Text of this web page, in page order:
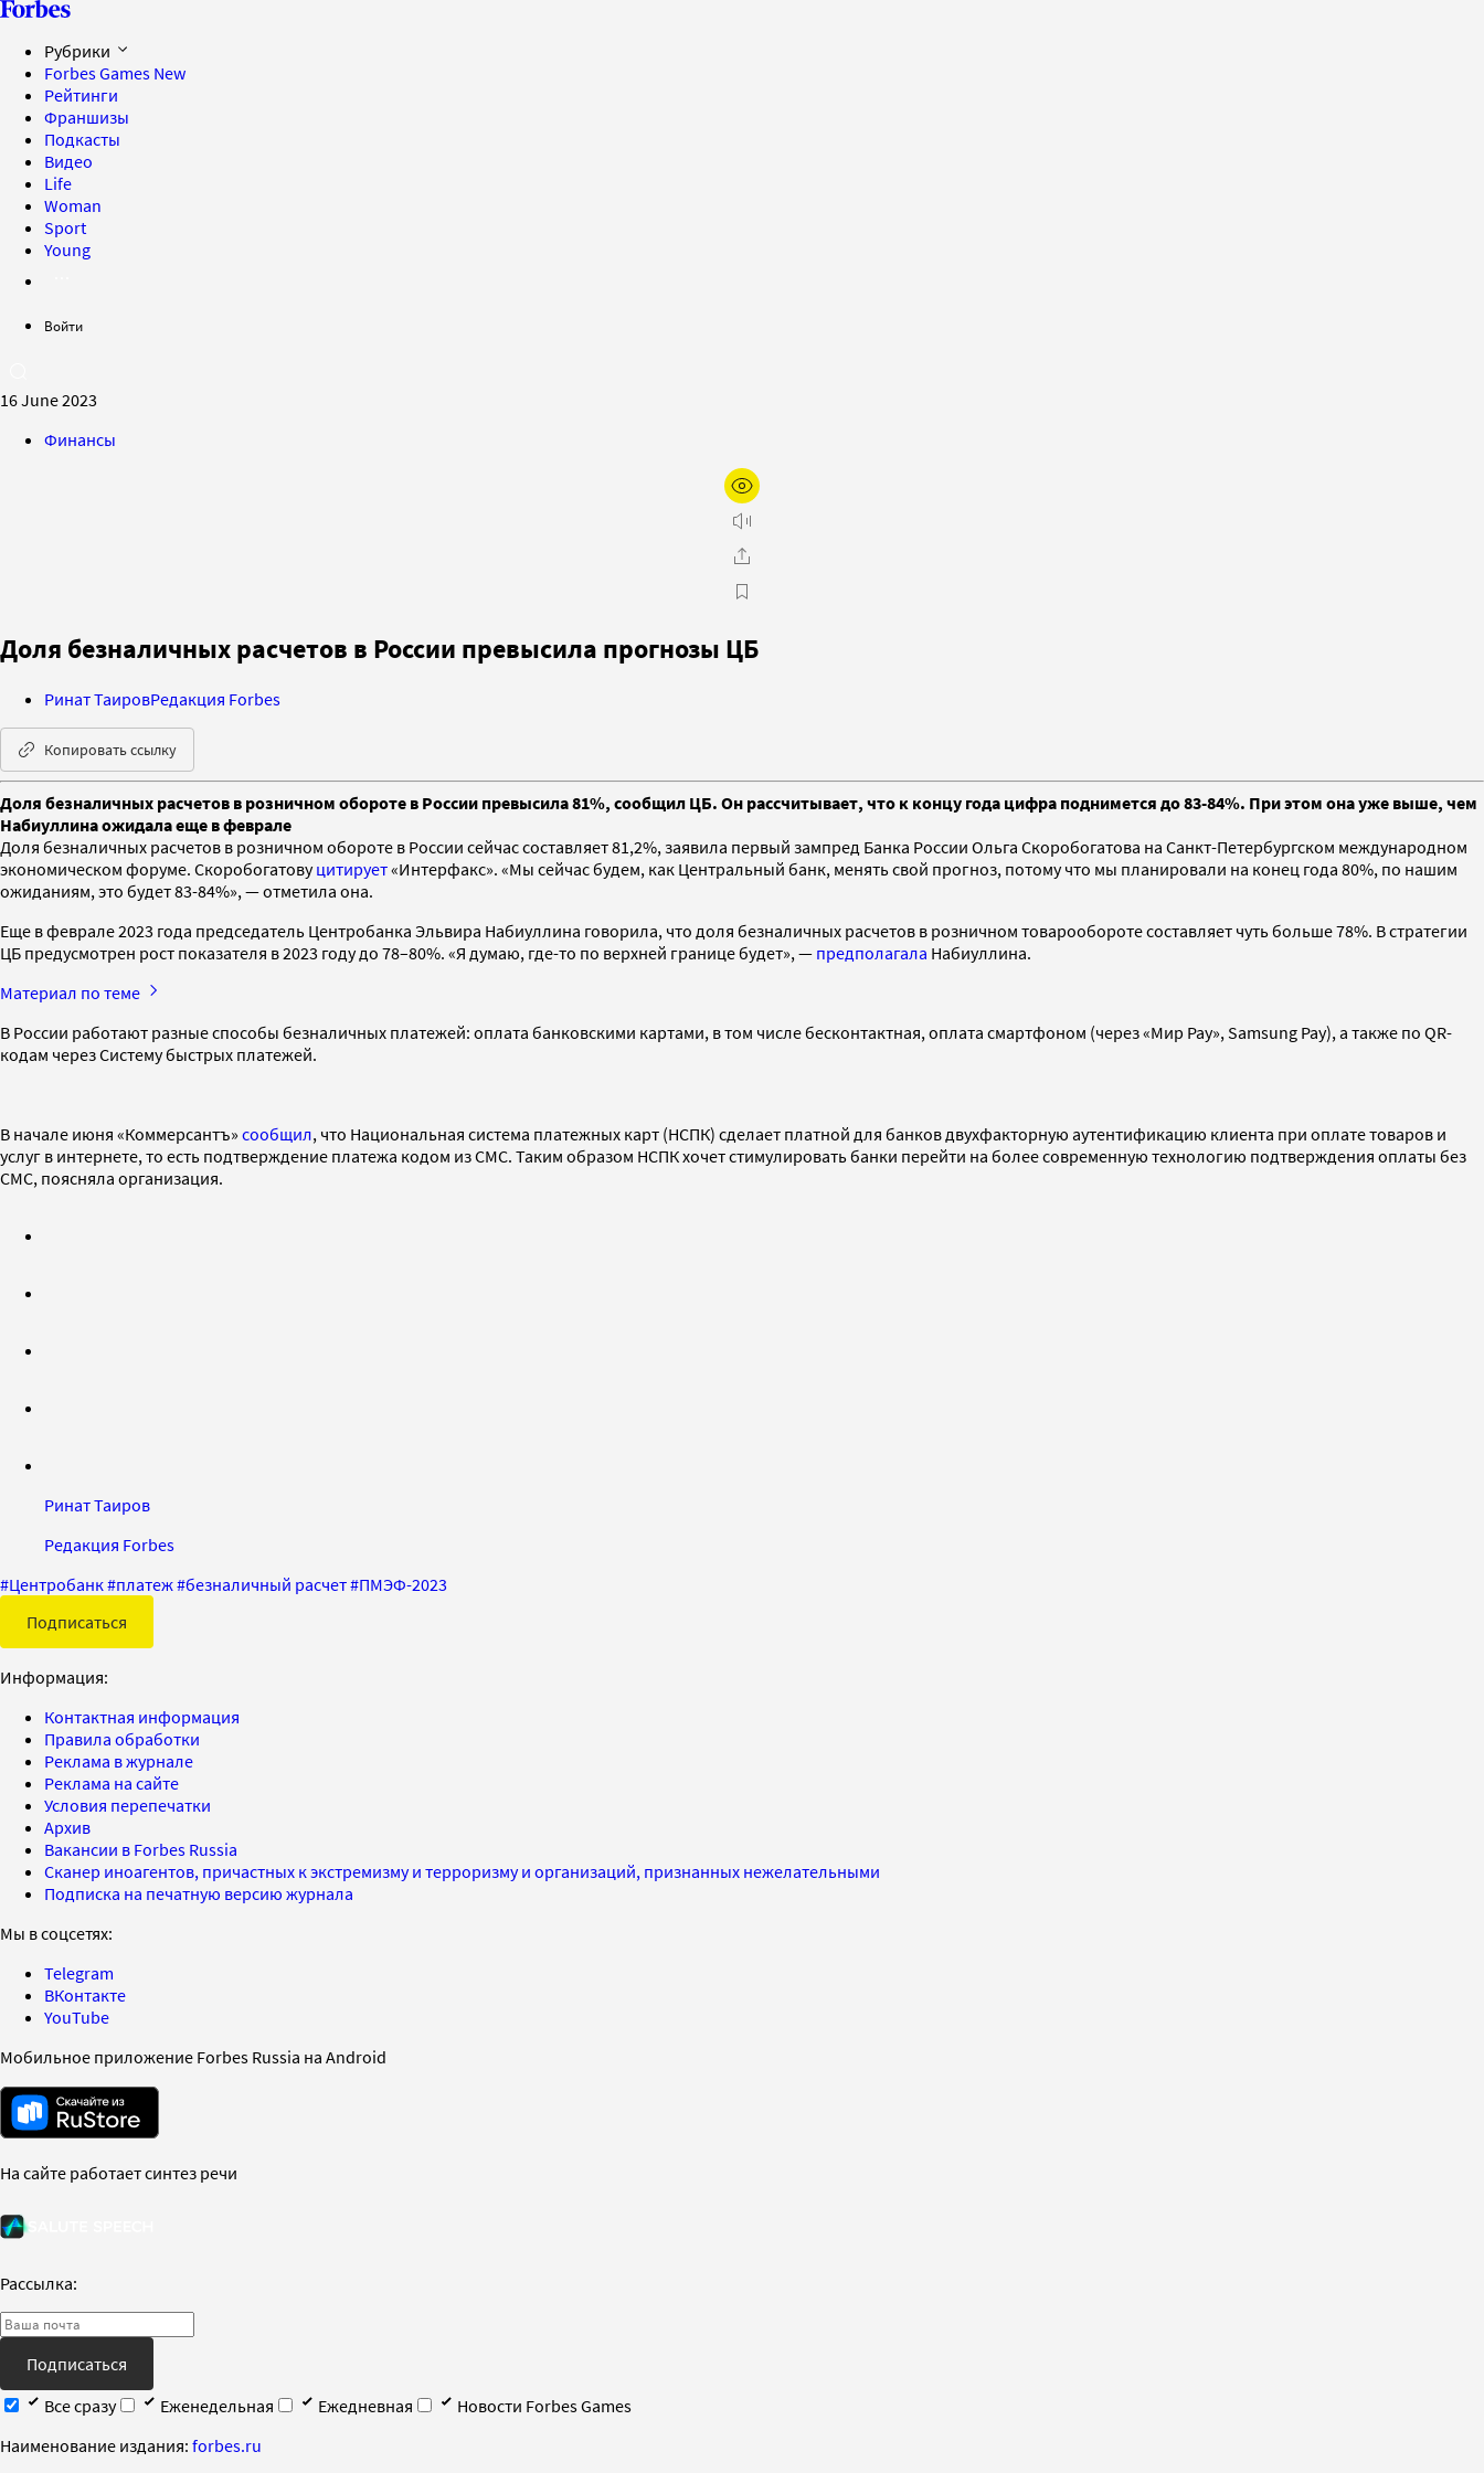
Рубрики
Forbes Games New
Рейтинги
Франшизы
Подкасты
Видео
Life
Woman
Sport
Young
Войти
16 June 2023
Финансы
Доля безналичных расчетов в России превысила прогнозы ЦБ
Ринат ТаировРедакция Forbes
Копировать ссылку
Доля безналичных расчетов в розничном обороте в России превысила 81%, сообщил ЦБ. Он рассчитывает, что к концу года цифра поднимется до 83-84%. При этом она уже выше, чем
Набиуллина ожидала еще в феврале
Доля безналичных расчетов в розничном обороте в России сейчас составляет 81,2%, заявила первый зампред Банка России Ольга Скоробогатова на Санкт-Петербургском международном
экономическом форуме. Скоробогатовуцитирует«Интерфакс». «Мы сейчас будем, как Центральный банк, менять свой прогноз, потому что мы планировали на конец года 80%, по нашим
ожиданиям, это будет 83-84%», — отметила она.
Еще в феврале 2023 года председатель Центробанка Эльвира Набиуллина говорила, что доля безналичных расчетов в розничном товарообороте составляет чуть больше 78%. В стратегии
ЦБ предусмотрен рост показателя в 2023 году до 78–80%. «Я думаю, где-то по верхней границе будет», — предполагала Набиуллина.
Материал по теме
В России работают разные способы безналичных платежей: оплата банковскими картами, в том числе бесконтактная, оплата смартфоном (через «Мир Pay», Samsung Pay), а также по QR-
кодам через Систему быстрых платежей.
В начале июня «Коммерсантъ» сообщил, что Национальная система платежных карт (НСПК) сделает платной для банков двухфакторную аутентификацию клиента при оплате товаров и
услуг в интернете, то есть подтверждение платежа кодом из СМС. Таким образом НСПК хочет стимулировать банки перейти на более современную технологию подтверждения оплаты без
СМС, поясняла организация.
Ринат Таиров
Редакция Forbes
#Центробанк#платеж#безналичный расчет#ПМЭФ-2023
Подписаться
Информация:
Контактная информация
Правила обработки
Реклама в журнале
Реклама на сайте
Условия перепечатки
Архив
Вакансии в Forbes Russia
Сканер иноагентов, причастных к экстремизму и терроризму и организаций, признанных нежелательными
Подписка на печатную версию журнала
Мы в соцсетях:
Telegram
ВКонтакте
YouTube
Мобильное приложение Forbes Russia на Android
На сайте работает синтез речи
Рассылка:
Подписаться
Все сразу
Еженедельная Ежедневная
Новости Forbes Games
Наименование издания: forbes.ru